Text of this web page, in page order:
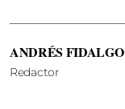
ANDRÉS FIDALGO
Redactor